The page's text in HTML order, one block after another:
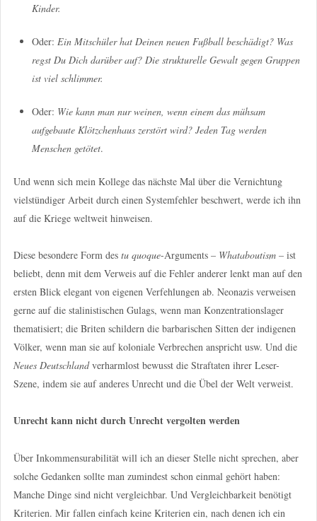
Kinder.
Oder: Ein Mitschüler hat Deinen neuen Fußball beschädigt? Was
regst Du Dich darüber auf? Die strukturelle Gewalt gegen Gruppen
ist viel schlimmer.
Oder: Wie kann man nur weinen, wenn einem das mühsam
aufgebaute Klötzchenhaus zerstört wird? Jeden Tag werden
Menschen getötet.
Und wenn sich mein Kollege das nächste Mal über die Vernichtung
vielstündiger Arbeit durch einen Systemfehler beschwert, werde ich ihn
auf die Kriege weltweit hinweisen.
Diese besondere Form des tu quoque-Arguments – Whataboutism– ist
beliebt, denn mit dem Verweis auf die Fehler anderer lenkt man auf den
ersten Blick elegant von eigenen Verfehlungen ab. Neonazis verweisen
gerne auf die stalinistischen Gulags, wenn man Konzentrationslager
thematisiert; die Briten schildern die barbarischen Sitten der indigenen
Völker, wenn man sie auf koloniale Verbrechen anspricht usw. Und die
Neues Deutschlandverharmlost bewusst die Straftaten ihrer Leser-
Szene, indem sie auf anderes Unrecht und die Übel der Welt verweist.
Unrecht kann nicht durch Unrecht vergolten werden
Über Inkommensurabilität will ich an dieser Stelle nicht sprechen, aber
solche Gedanken sollte man zumindest schon einmal gehört haben:
Manche Dinge sind nicht vergleichbar. Und Vergleichbarkeit benötigt
Kriterien. Mir fallen einfach keine Kriterien ein, nach denen ich ein